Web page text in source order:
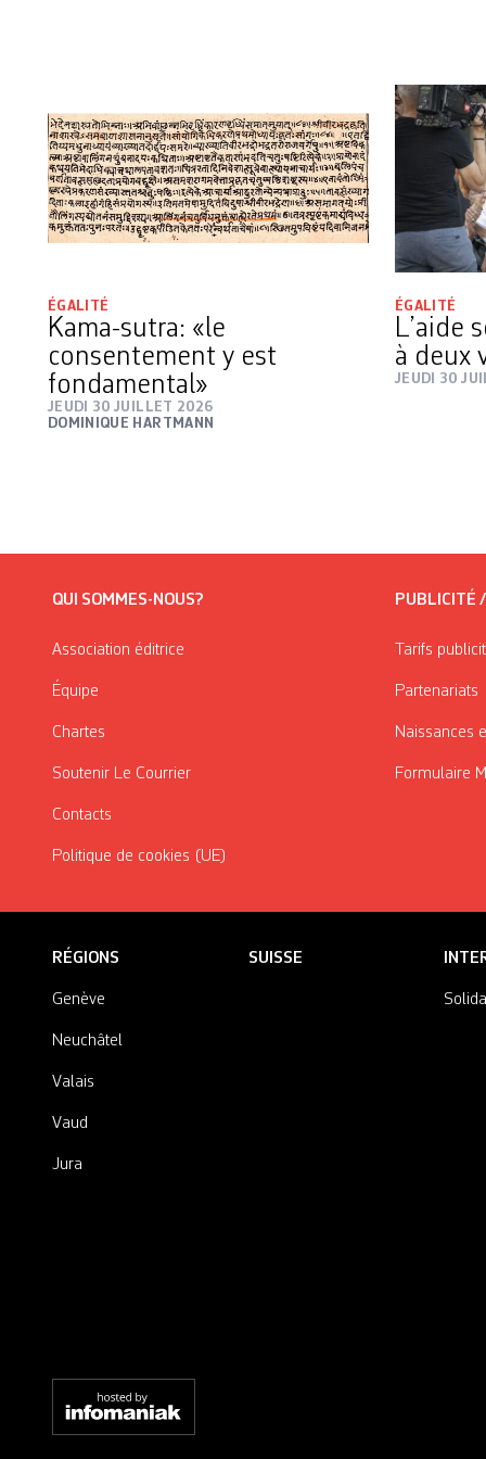
ÉGALITÉ
Kama-sutra: «le
consentement y est
fondamental»
JEUDI 30 JUILLET 2026
DOMINIQUE HARTMANN
ÉGALITÉ
L’aide
à deux
JEUDI 30
QUI SOMMES-NOUS?
Association éditrice
Équipe
Chartes
Soutenir Le Courrier
Contacts
Politique de cookies (UE)
PUBLICITÉ
Tarifs
Partenariats
Naissances
Formulaire
RÉGIONS
Genève
Neuchâtel
Valais
Vaud
Jura
SUISSE